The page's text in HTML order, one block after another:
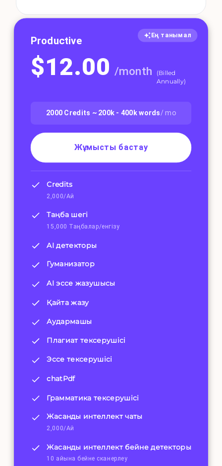
Ең танымал
Productive
$12.00 /month (Billed
Annually)
2000 Credits ~ 200k - 400kwords/ mo
Жұмысты бастау
Credits
2,000/Ай
Таңба шегі
15,000 Таңбалар/енгізу
AI детекторы
Гуманизатор
AI эссе жазушысы
Қайта жазу
Аудармашы
Плагиат тексерушісі
Эссе тексерушісі
chatPdf
Грамматика тексерушісі
Жасанды интеллект чаты
2,000/Ай
Жасанды интеллект бейне детекторы
10 айына бейне сканерлеу